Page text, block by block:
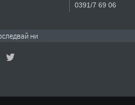
0391/7 69 06
ни